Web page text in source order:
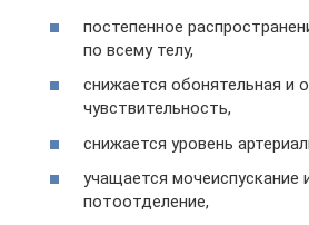
постепенное
по всему телу,
снижается обонятельная и
чувствительность,
снижается уровень
учащается мочеиспускание
потоотделение,